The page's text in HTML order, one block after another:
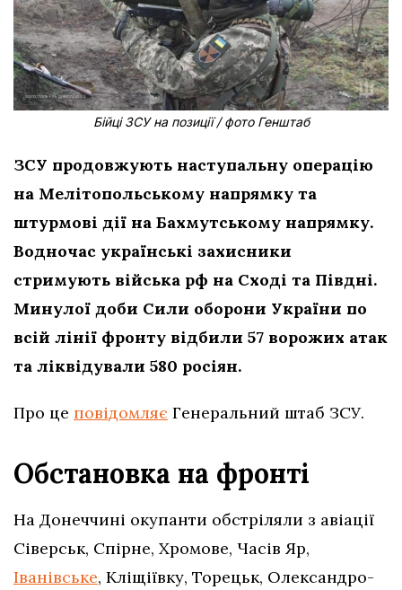
Бійці ЗСУ на позиції / фото Генштаб
ЗСУ продовжують наступальну операцію
на Мелітопольському напрямку та
штурмові дії на Бахмутському напрямку.
Водночас українські захисники
стримують війська рф на Сході та Півдні.
Минулої доби Сили оборони України по
всій лінії фронту відбили 57 ворожих атак
та ліквідували 580 росіян.
Про це повідомляє Генеральний штаб ЗСУ.
Обстановка на фронті
На Донеччині окупанти обстріляли з авіації
Сіверськ, Спірне, Хромове, Часів Яр,
Іванівське, Кліщіївку, Торецьк, Олександро-